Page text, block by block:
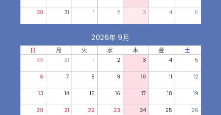
30 31 1 2 3 4 5
2026年 9月
日 月 火 水 木 金 土
30 31 1 2 3 4 5
6 7 8 9 10 11 12
13 14 15 16 17 18 19
20 21 22 23 24 25 26